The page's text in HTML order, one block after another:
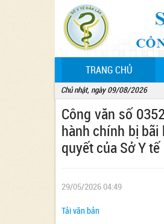
TRANG CHỦ
Chủ nhật, ngày 09/08/2026
Công văn số
hành chính bị
quyết của Sở Y tế
29/05/2026 04:49
Tải văn bản